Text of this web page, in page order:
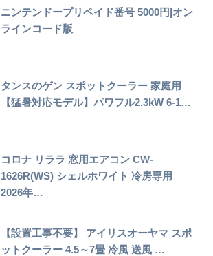
ニンテンドープリペイド番号 5000円|オン
ラインコード版
タンスのゲン スポットクーラー 家庭用
【猛暑対応モデル】パワフル2.3kW 6-1…
コロナ リララ 窓用エアコン CW-
1626R(WS) シェルホワイト 冷房専用
2026年…
【設置工事不要】 アイリスオーヤマ スポ
ットクーラー 4.5～7畳 冷風 送風 …